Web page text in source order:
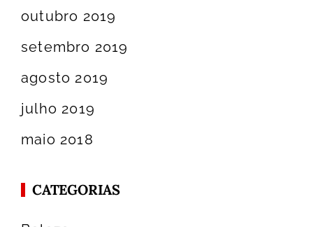
outubro 2019
setembro 2019
agosto 2019
julho 2019
maio 2018
CATEGORIAS